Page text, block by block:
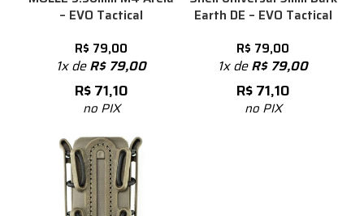
– EVO Tactical
R$ 79,00
1x deR$79,00
R$71,10
no PIX
Earth DE – EVO Tactical
R$ 79,00
1x deR$79,00
R$71,10
no PIX